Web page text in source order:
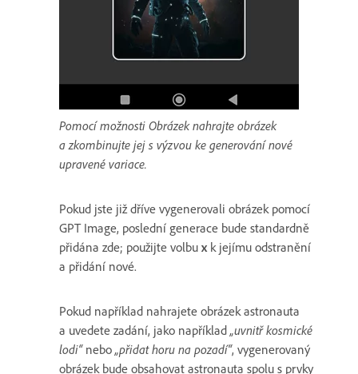
Pomocí možnosti Obrázek nahrajte obrázek
a zkombinujte jej s výzvou ke generování nové
upravené variace.
Pokud jste již dříve vygenerovali obrázek pomocí
GPT Image, poslední generace bude standardně
přidána zde; použijte volbu xk jejímu odstranění
a přidání nové.
Pokud například nahrajete obrázek astronauta
a uvedete zadání, jako například „uvnitř kosmické
lodi“nebo „přidat horu na pozadí“, vygenerovaný
obrázek bude obsahovat astronauta spolu s prvky